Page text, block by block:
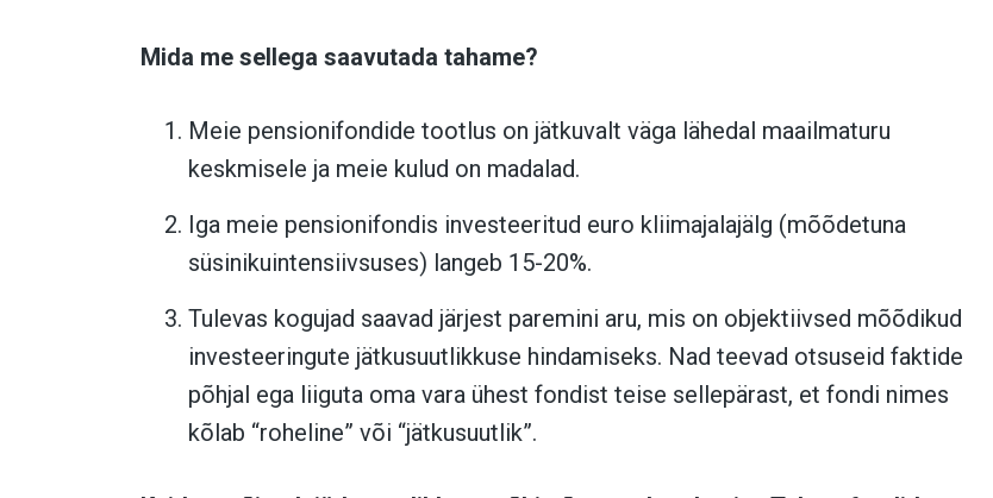
Mida me sellega saavutada tahame?
Meie pensionifondide tootlus on jätkuvalt väga lähedal maailmaturu
keskmisele ja meie kulud on madalad.
Iga meie pensionifondis investeeritud euro kliimajalajälg (mõõdetuna
süsinikuintensiivsuses) langeb 15-20%.
Tulevas kogujad saavad järjest paremini aru, mis on objektiivsed mõõdikud
investeeringute jätkusuutlikkuse hindamiseks. Nad teevad otsuseid faktide
põhjal ega liiguta oma vara ühest fondist teise sellepärast, et fondi nimes
kõlab “roheline” või “jätkusuutlik”.